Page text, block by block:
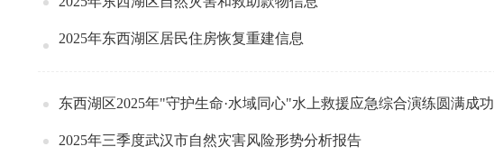
2025年东西湖区居民住房恢复重建信息
东西湖区2025年"守护生命·水域同心"水上救援应急综合演练圆满成功
2025年三季度武汉市自然灾害风险形势分析报告